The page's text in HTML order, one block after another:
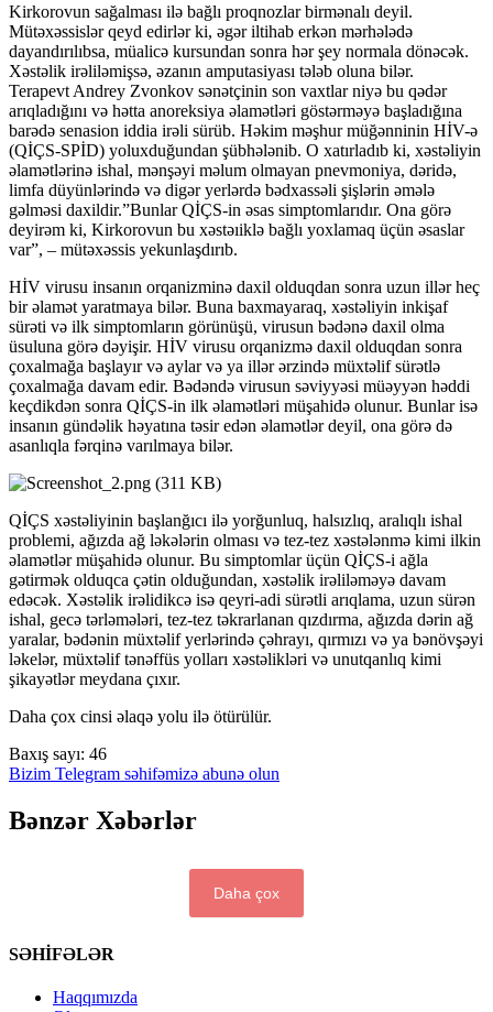
Kirkorovun sağalması ilə bağlı proqnozlar birmənalı deyil.
Mütəxəssislər qeyd edirlər ki, əgər iltihab erkən mərhələdə
dayandırılıbsa, müalicə kursundan sonra hər şey normala dönəcək.
Xəstəlik irəliləmişsə, əzanın amputasiyası tələb oluna bilər.
Terapevt Andrey Zvonkov sənətçinin son vaxtlar niyə bu qədər
arıqladığını və hətta anoreksiya əlamətləri göstərməyə başladığına
barədə senasion iddia irəli sürüb. Həkim məşhur müğənninin HİV-ə
(QİÇS-SPİD) yoluxduğundan şübhələnib. O xatırladıb ki, xəstəliyin
əlamətlərinə ishal, mənşəyi məlum olmayan pnevmoniya, dəridə,
limfa düyünlərində və digər yerlərdə bədxassəli şişlərin əmələ
gəlməsi daxildir.”Bunlar QİÇS-in əsas simptomlarıdır. Ona görə
deyirəm ki, Kirkorovun bu xəstəıiklə bağlı yoxlamaq üçün əsaslar
var”, – mütəxəssis yekunlaşdırıb.
HİV virusu insanın orqanizminə daxil olduqdan sonra uzun illər heç
bir əlamət yaratmaya bilər. Buna baxmayaraq, xəstəliyin inkişaf
sürəti və ilk simptomların görünüşü, virusun bədənə daxil olma
üsuluna görə dəyişir. HİV virusu orqanizmə daxil olduqdan sonra
çoxalmağa başlayır və aylar və ya illər ərzində müxtəlif sürətlə
çoxalmağa davam edir. Bədəndə virusun səviyyəsi müəyyən həddi
keçdikdən sonra QİÇS-in ilk əlamətləri müşahidə olunur. Bunlar isə
insanın gündəlik həyatına təsir edən əlamətlər deyil, ona görə də
asanlıqla fərqinə varılmaya bilər.
QİÇS xəstəliyinin başlanğıcı ilə yorğunluq, halsızlıq, aralıqlı ishal
problemi, ağızda ağ ləkələrin olması və tez-tez xəstələnmə kimi ilkin
əlamətlər müşahidə olunur. Bu simptomlar üçün QİÇS-i ağla
gətirmək olduqca çətin olduğundan, xəstəlik irəliləməyə davam
edəcək. Xəstəlik irəlidikcə isə qeyri-adi sürətli arıqlama, uzun sürən
ishal, gecə tərləmələri, tez-tez təkrarlanan qızdırma, ağızda dərin ağ
yaralar, bədənin müxtəlif yerlərində çəhrayı, qırmızı və ya bənövşəyi
ləkelər, müxtəlif tənəffüs yolları xəstəlikləri və unutqanlıq kimi
şikayətlər meydana çıxır.
Daha çox cinsi əlaqə yolu ilə ötürülür.
Baxış sayı: 46
Bizim Telegram səhifəmizə abunə olun
Bənzər Xəbərlər
Daha çox
SƏHİFƏLƏR
Haqqımızda